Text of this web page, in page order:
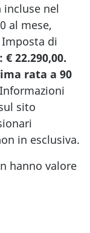
incluse nel
al mese,
Imposta di
22.290,00.
rata a 90
sito
in esclusiva.
hanno valore